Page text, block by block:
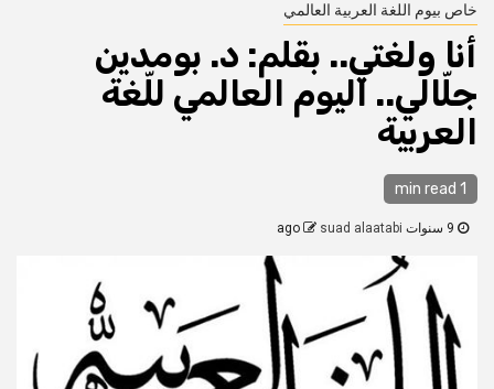
خاص بيوم اللغة العربية العالمي
أنا ولغتي.. بقلم: د. بومدين
جلّالي.. اليوم العالمي للّغة
العربية
1 min read
suad alaatabi